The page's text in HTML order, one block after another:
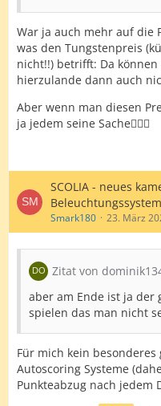
War ja auch mehr auf die
was den Tungstenpreis
nicht!!) betrifft: Da
hierzulande dann auch
Aber wenn man diesen
ja jedem seine Sache🤷🏻‍♂️
SCOLIA - neues
Beleuchtungssystem
Smark180 23. März
Zitat von
aber am Ende ist ja
spielen das man nicht
Für mich kein
Autoscoring Systeme
Punkteabzug nach jedem